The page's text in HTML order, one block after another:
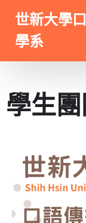
世新大學
學系
學生